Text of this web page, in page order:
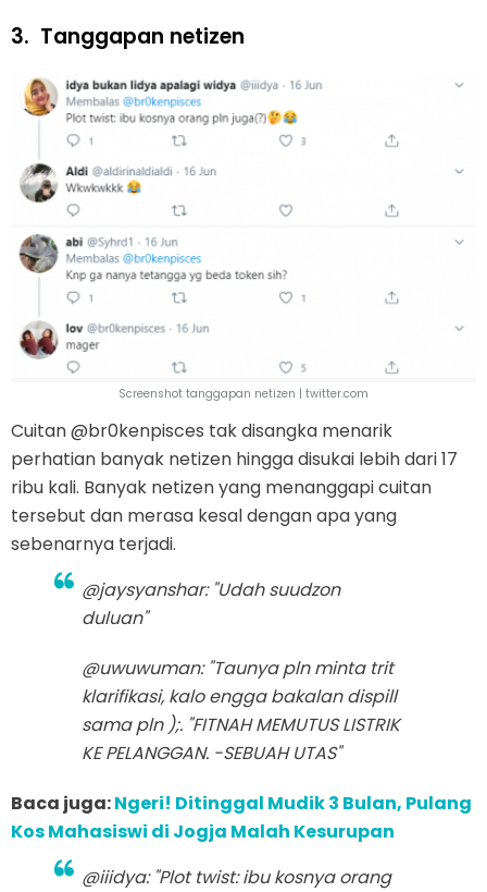
3. Tanggapan netizen
Screenshot tanggapan netizen | twitter.com
Cuitan @br0kenpisces tak disangka menarik
perhatian banyak netizen hingga disukai lebih dari 17
ribu kali. Banyak netizen yang menanggapi cuitan
tersebut dan merasa kesal dengan apa yang
sebenarnya terjadi.
@jaysyanshar: "Udah suudzon
duluan"
@uwuwuman: "Taunya pln minta trit
klarifikasi, kalo engga bakalan dispill
sama pln );. "FITNAH MEMUTUS LISTRIK
KE PELANGGAN. -SEBUAH UTAS"
Baca juga:Ngeri! Ditinggal Mudik 3 Bulan, Pulang
Kos Mahasiswi di Jogja Malah Kesurupan
@iiidya: "Plot twist: ibu kosnya orang